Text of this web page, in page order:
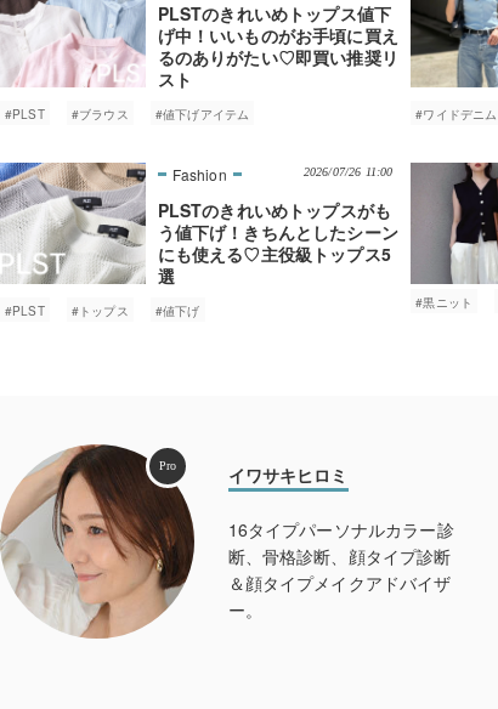
PLSTのきれいめトップス値下
げ中！いいものがお手頃に買え
るのありがたい♡即買い推奨リ
スト
#PLST #ブラウス #値下げアイテム #ワイドデニム
2026/07/26 11:00
PLSTのきれいめトップスがも
う値下げ！きちんとしたシーン
にも使える♡主役級トップス5
選
#PLST #トップス #値下げ #黒ニット
Pro イワサキヒロミ
16タイプパーソナルカラー診
断、骨格診断、顔タイプ診断
＆顔タイプメイクアドバイザ
ー。